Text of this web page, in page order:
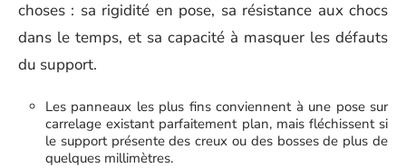
choses : sa rigidité en pose, sa résistance aux chocs
dans le temps, et sa capacité à masquer les défauts
du support.
Les panneaux les plus fins conviennent à une pose sur
carrelage existant parfaitement plan, mais fléchissent si
le support présente des creux ou des bosses de plus de
quelques millimètres.